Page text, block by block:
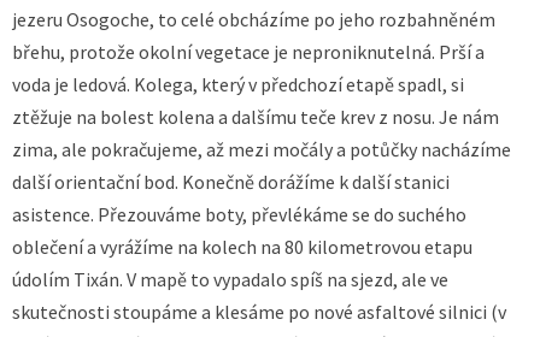
jezeru Osogoche, to celé obcházíme po jeho rozbahněném
břehu, protože okolní vegetace je neproniknutelná. Prší a
voda je ledová. Kolega, který v předchozí etapě spadl, si
ztěžuje na bolest kolena a dalšímu teče krev z nosu. Je nám
zima, ale pokračujeme, až mezi močály a potůčky nacházíme
další orientační bod. Konečně dorážíme k další stanici
asistence. Přezouváme boty, převlékáme se do suchého
oblečení a vyrážíme na kolech na 80 kilometrovou etapu
údolím Tixán. V mapě to vypadalo spíš na sjezd, ale ve
skutečnosti stoupáme a klesáme po nové asfaltové silnici (v